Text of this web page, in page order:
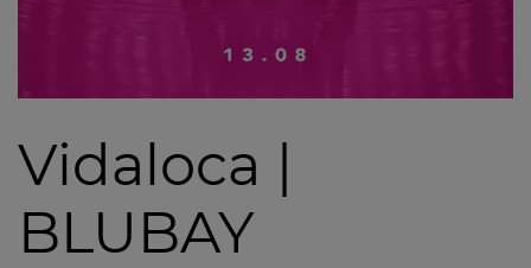
Vidaloca |
BLUBAY